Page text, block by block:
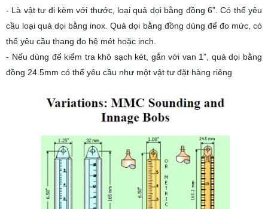
- Là vật tư đi kèm với thước, loại quả dọi bằng đồng 6”. Có thể yêu
cầu loại quả dọi bằng inox. Quả dọi bằng đồng dùng để đo mức, có
thể yêu cầu thang đo hệ mét hoặc inch.
- Nếu dùng để kiểm tra khô sạch két, gắn với van 1”, quả dọi bằng
đồng 24.5mm có thể yêu cầu như một vật tư đặt hàng riêng